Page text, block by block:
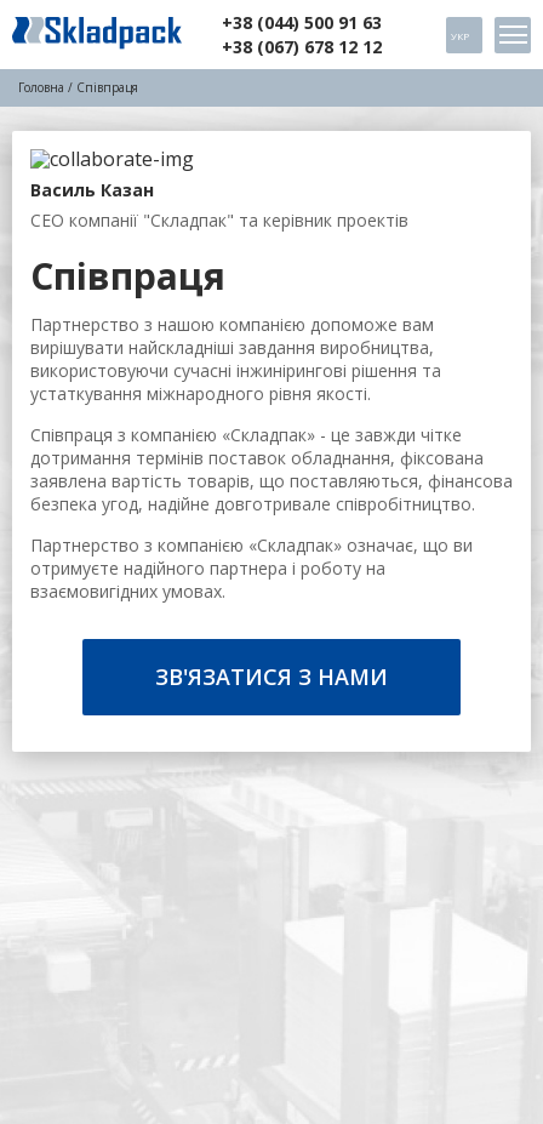
+38 (044) 500 91 63
+38 (067) 678 12 12
УКР
Головна / Співпраця
Василь Казан
CEO компанії "Складпак" та керівник проектів
Співпраця
Партнерство з нашою компанією допоможе вам
вирішувати найскладніші завдання виробництва,
використовуючи сучасні інжинірингові рішення та
устаткування міжнародного рівня якості.
Співпраця з компанією «Складпак» - це завжди чітке
дотримання термінів поставок обладнання, фіксована
заявлена ​​вартість товарів, що поставляються, фінансова
безпека угод, надійне довготривале співробітництво.
Партнерство з компанією «Складпак» означає, що ви
отримуєте надійного партнера і роботу на
взаємовигідних умовах.
ЗВ'ЯЗАТИСЯ З НАМИ